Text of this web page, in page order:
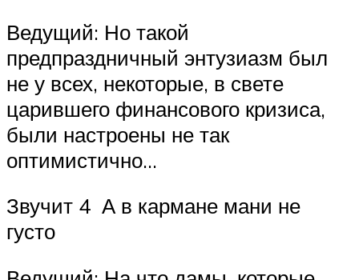
Ведущий: Но такой
предпраздничный энтузиазм был
не у всех, некоторые, в свете
царившего финансового кризиса,
были настроены не так
оптимистично…
Звучит 4 А в кармане мани не
густо